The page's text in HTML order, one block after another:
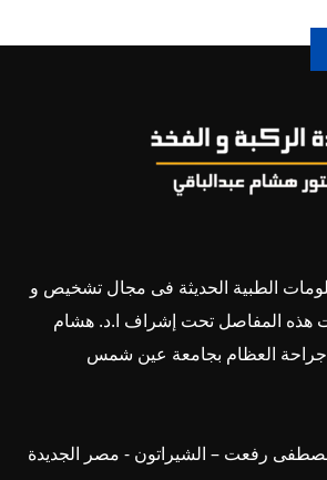
الطبية الحديثة فى مجال تشخيص و
هذه المفاصل تحت إشراف ا.د. هشام
جراحة العظام بجامعة عين شمس